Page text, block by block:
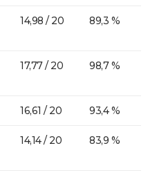
14,98 / 20 89,3 %
17,77 / 20 98,7 %
16,61 / 20 93,4 %
14,14 / 20 83,9 %